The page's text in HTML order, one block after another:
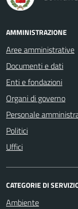
AMMINISTRAZIONE
Aree amministrative
Documenti e dati
Enti e fondazioni
Organi di governo
Personale
Politici
Uffici
CATEGORIE DI
Ambiente